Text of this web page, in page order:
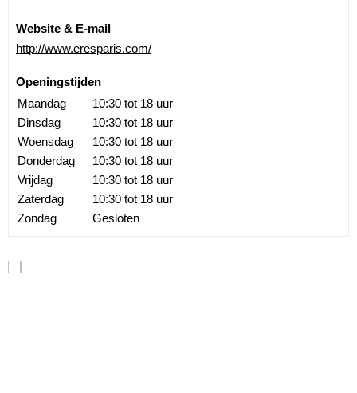
Website & E-mail
http://www.eresparis.com/
Openingstijden
Maandag
10:30 tot 18 uur
Dinsdag
10:30 tot 18 uur
Woensdag
10:30 tot 18 uur
Donderdag
10:30 tot 18 uur
Vrijdag
10:30 tot 18 uur
Zaterdag
10:30 tot 18 uur
Zondag
Gesloten